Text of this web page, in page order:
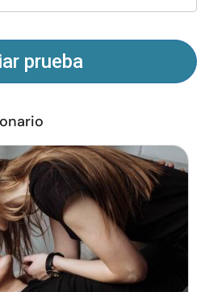
Escríbenos
los derechos reservados.
prueba